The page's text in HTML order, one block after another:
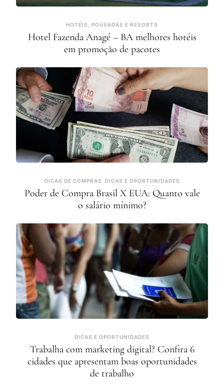
HOTÉIS, POUSADAS E RESORTS
Hotel Fazenda Anagé – BA melhores hotéis
em promoção de pacotes
DICAS DE COMPRAS DICAS E OPORTUNIDADES
Poder de Compra Brasil X EUA: Quanto vale
o salário mínimo?
DICAS E OPORTUNIDADES
Trabalha com marketing digital? Confira 6
cidades que apresentam boas oportunidades
de trabalho